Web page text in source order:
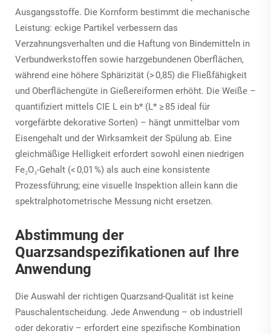
Ausgangsstoffe. Die Kornform bestimmt die mechanische
Leistung: eckige Partikel verbessern das
Verzahnungsverhalten und die Haftung von Bindemitteln in
Verbundwerkstoffen sowie harzgebundenen Oberflächen,
während eine höhere Sphärizität (> 0,85) die Fließfähigkeit
und Oberflächengüte in Gießereiformen erhöht. Die Weiße –
quantifiziert mittels CIE L ein b* (L* ≥ 85 ideal für
vorgefärbte dekorative Sorten) – hängt unmittelbar vom
Eisengehalt und der Wirksamkeit der Spülung ab. Eine
gleichmäßige Helligkeit erfordert sowohl einen niedrigen
Fe₂O₃-Gehalt (< 0,01 %) als auch eine konsistente
Prozessführung; eine visuelle Inspektion allein kann die
spektralphotometrische Messung nicht ersetzen.
Abstimmung der
Quarzsandspezifikationen auf Ihre
Anwendung
Die Auswahl der richtigen Quarzsand-Qualität ist keine
Pauschalentscheidung. Jede Anwendung – ob industriell
oder dekorativ – erfordert eine spezifische Kombination